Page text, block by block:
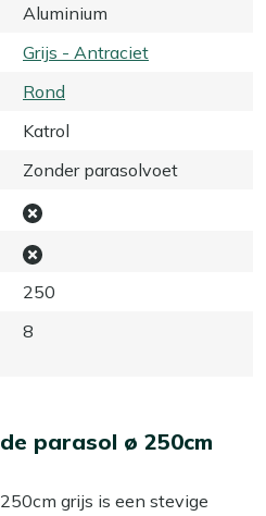
Aluminium
Grijs - Antraciet
Rond
Katrol
Zonder parasolvoet
250
8
parasol ø 250cm
grijs is een stevige